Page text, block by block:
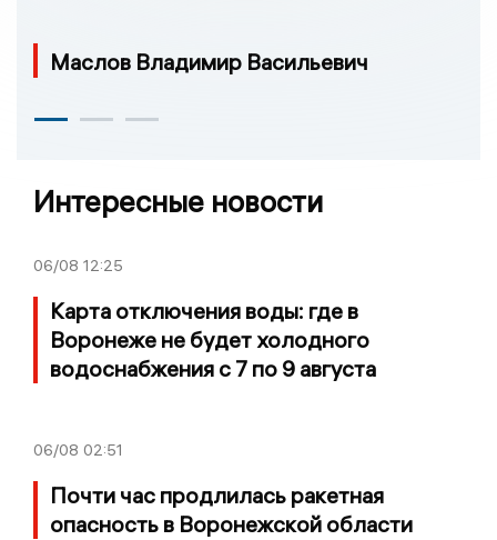
Маслов Владимир Васильевич
Интересные новости
06/08 12:25
Карта отключения воды: где в
Воронеже не будет холодного
водоснабжения с 7 по 9 августа
06/08 02:51
Почти час продлилась ракетная
опасность в Воронежской области